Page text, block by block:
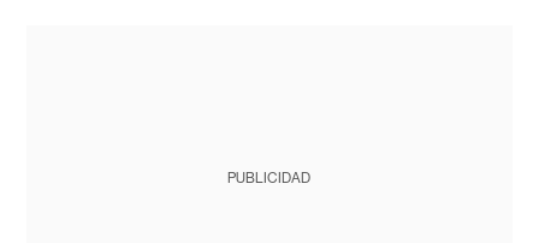
PUBLICIDAD